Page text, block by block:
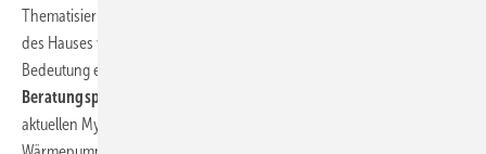
Thematisierung von Energieverlusten und Steigerungen der Wertigkeit
des Hauses verfängt stärker“, gibt Dr. Oliver Gaedeke zu bedenken. Die
Bedeutung einer
Beratungsprozesses und der Angebote
aktuellen Mystery-Shopping- und Kaufprozessuntersuchungen für